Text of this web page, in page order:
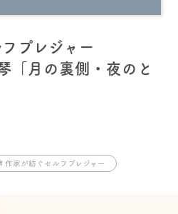
プレジャー
「月の裏側・夜のと
作家が紡ぐセルフプレジャー